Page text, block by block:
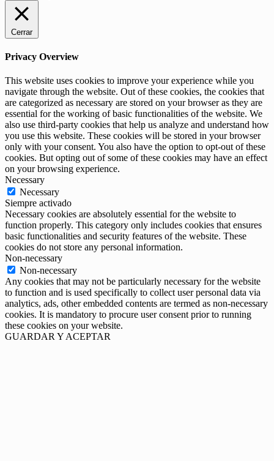
Cerrar
Privacy Overview
This website uses cookies to improve your experience while you
navigate through the website. Out of these cookies, the cookies that
are categorized as necessary are stored on your browser as they are
essential for the working of basic functionalities of the website. We
also use third-party cookies that help us analyze and understand how
you use this website. These cookies will be stored in your browser
only with your consent. You also have the option to opt-out of these
cookies. But opting out of some of these cookies may have an effect
on your browsing experience.
Necessary
Necessary
Siempre activado
Necessary cookies are absolutely essential for the website to
function properly. This category only includes cookies that ensures
basic functionalities and security features of the website. These
cookies do not store any personal information.
Non-necessary
Non-necessary
Any cookies that may not be particularly necessary for the website
to function and is used specifically to collect user personal data via
analytics, ads, other embedded contents are termed as non-necessary
cookies. It is mandatory to procure user consent prior to running
these cookies on your website.
GUARDAR Y ACEPTAR